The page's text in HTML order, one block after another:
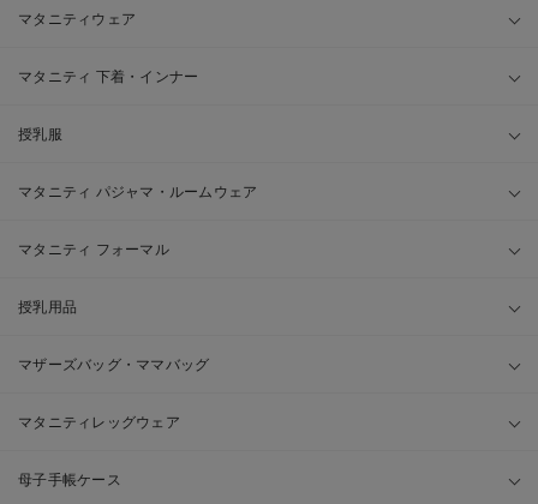
マタニティウェア
マタニティ 下着・インナー
授乳服
マタニティ パジャマ・ルームウェア
マタニティ フォーマル
授乳用品
マザーズバッグ・ママバッグ
マタニティレッグウェア
母子手帳ケース